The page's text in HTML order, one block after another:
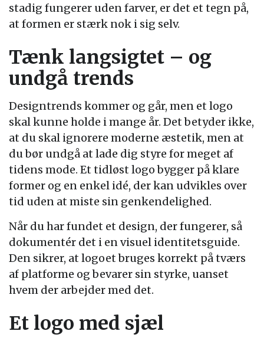
stadig fungerer uden farver, er det et tegn på,
at formen er stærk nok i sig selv.
Tænk langsigtet – og
undgå trends
Designtrends kommer og går, men et logo
skal kunne holde i mange år. Det betyder ikke,
at du skal ignorere moderne æstetik, men at
du bør undgå at lade dig styre for meget af
tidens mode. Et tidløst logo bygger på klare
former og en enkel idé, der kan udvikles over
tid uden at miste sin genkendelighed.
Når du har fundet et design, der fungerer, så
dokumentér det i en visuel identitetsguide.
Den sikrer, at logoet bruges korrekt på tværs
af platforme og bevarer sin styrke, uanset
hvem der arbejder med det.
Et logo med sjæl